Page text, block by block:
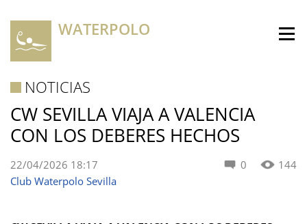
WATERPOLO
NOTICIAS
CW SEVILLA VIAJA A VALENCIA
CON LOS DEBERES HECHOS
0 144
22/04/2026 18:17
Club Waterpolo Sevilla